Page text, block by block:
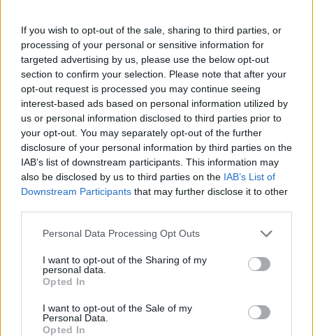
If you wish to opt-out of the sale, sharing to third parties, or
processing of your personal or sensitive information for
targeted advertising by us, please use the below opt-out
section to confirm your selection. Please note that after your
opt-out request is processed you may continue seeing
interest-based ads based on personal information utilized by
us or personal information disclosed to third parties prior to
your opt-out. You may separately opt-out of the further
disclosure of your personal information by third parties on the
IAB’s list of downstream participants. This information may
also be disclosed by us to third parties on the IAB’s List of
Downstream Participants that may further disclose it to other
Personal Data Processing Opt Outs
I want to opt-out of the Sharing of my
personal data.
Opted In
I want to opt-out of the Sale of my
Personal Data.
Opted In
Polígono Industrial El Perceptor
Dirección
Calle Metano, 17 Bis
28850 Torrejón de Ardoz (Madrid)
Teléfono
916756519
metamovil@ gmail.com
http://www.talleresmetamovil.com